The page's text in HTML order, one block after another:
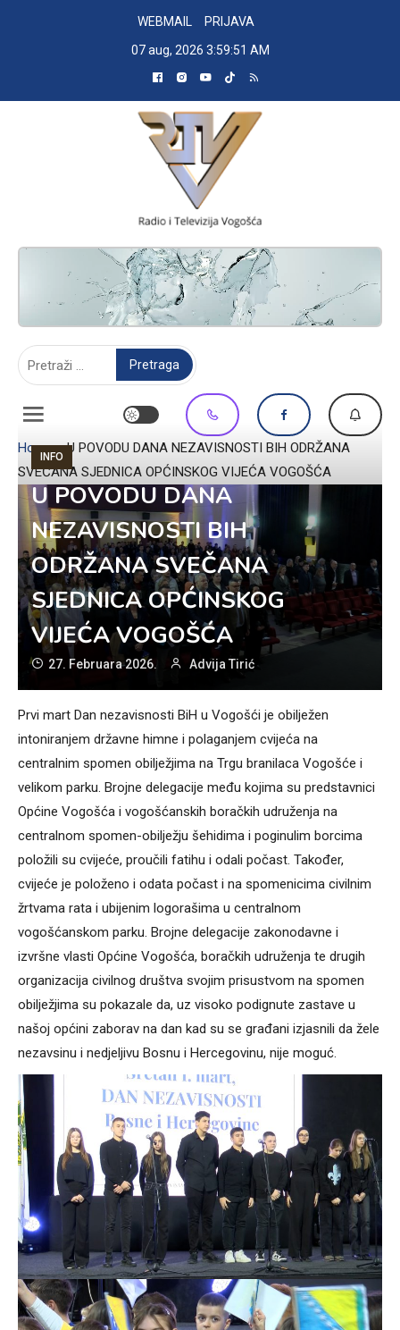
WEBMAIL
PRIJAVA
07 aug, 2026 3:59:52 AM
RADIO TELEVIZIJA VOGOŠĆA
Home»U POVODU DANA NEZAVISNOSTI BIH ODRŽANA
SVEČANA SJEDNICA OPĆINSKOG VIJEĆA VOGOŠĆA
INFO
U POVODU DANA
NEZAVISNOSTI BIH
ODRŽANA SVEČANA
SJEDNICA OPĆINSKOG
VIJEĆA VOGOŠĆA
27. Februara 2026. Advija Tirić
Prvi mart Dan nezavisnosti BiH u Vogošći je obilježen
intoniranjem državne himne i polaganjem cvijeća na
centralnim spomen obilježjima na Trgu branilaca Vogošće i
velikom parku. Brojne delegacije među kojima su predstavnici
Općine Vogošća i vogošćanskih boračkih udruženja na
centralnom spomen-obilježju šehidima i poginulim borcima
položili su cvijeće, proučili fatihu i odali počast. Također,
cvijeće je položeno i odata počast i na spomenicima civilnim
žrtvama rata i ubijenim logorašima u centralnom
vogošćanskom parku. Brojne delegacije zakonodavne i
izvršne vlasti Općine Vogošća, boračkih udruženja te drugih
organizacija civilnog društva svojim prisustvom na spomen
obilježjima su pokazale da, uz visoko podignute zastave u
našoj općini zaborav na dan kad su se građani izjasnili da žele
nezavsinu i nedjeljivu Bosnu i Hercegovinu, nije moguć.